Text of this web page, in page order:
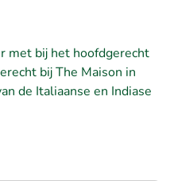
met bij het hoofdgerecht
bij The Maison in
de Italiaanse en Indiase